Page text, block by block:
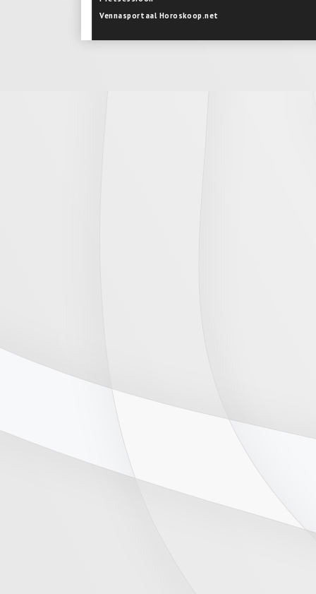
Vennasportaal Horoskoop.net